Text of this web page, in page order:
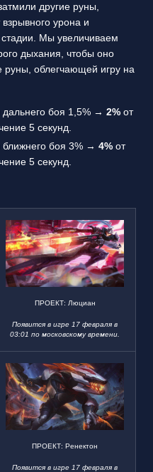
другие руны,
урона и
Мы увеличиваем
дыхания, чтобы оно
руны, облегчающей игру на
боя 1,5% → 2% от
5 секунд.
ближнего боя 3% → 4% от
5 секунд.
ПРОЕКТ: Люциан
Появится в игре 17 февраля в
03:01 по московскому времени.
ПРОЕКТ: Ренектон
Появится в игре 17 февраля в